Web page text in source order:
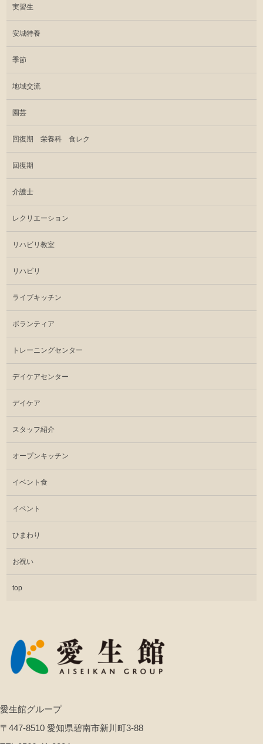
実習生
安城特養
季節
地域交流
園芸
回復期 栄養科 食レク
回復期
介護士
レクリエーション
リハビリ教室
リハビリ
ライブキッチン
ボランティア
トレーニングセンター
デイケアセンター
デイケア
スタッフ紹介
オープンキッチン
イベント食
イベント
ひまわり
お祝い
top
愛生館グループ
〒447-8510 愛知県碧南市新川町3-88